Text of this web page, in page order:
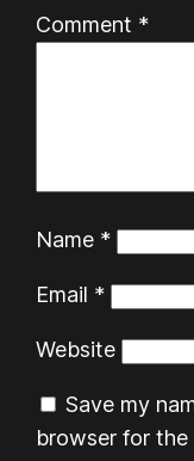
Comment *
Name *
Email *
Website
Save my
browser for